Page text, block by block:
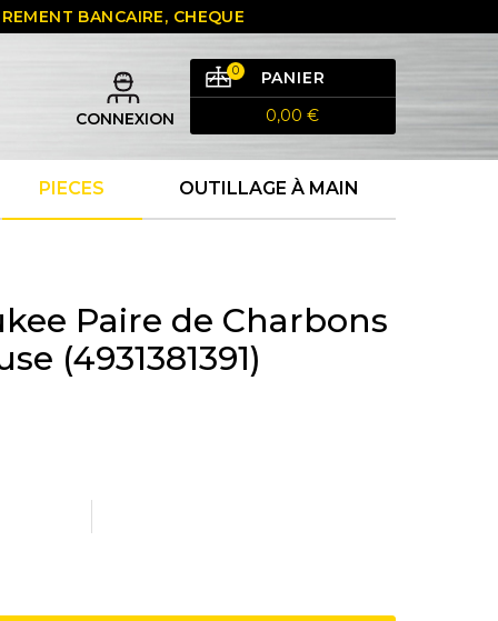
BANCAIRE, CHEQUE
CONNEXION
PANIER
0
0,00 €
PIECES OUTILLAGE À MAIN
Paire de Charbons
(4931381391)